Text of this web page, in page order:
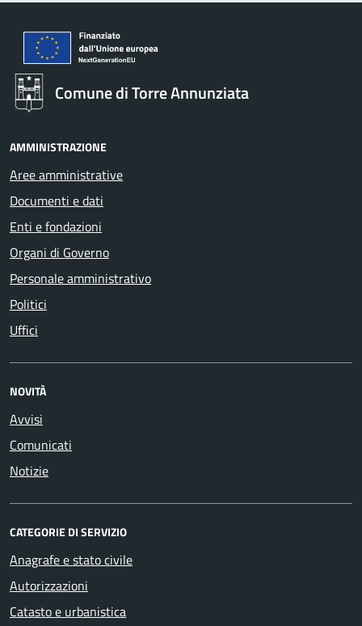
Comune di Torre Annunziata
AMMINISTRAZIONE
Aree amministrative
Documenti e dati
Enti e fondazioni
Organi di Governo
Personale amministrativo
Politici
Uffici
NOVITÀ
Avvisi
Comunicati
Notizie
CATEGORIE DI SERVIZIO
Anagrafe e stato civile
Autorizzazioni
Catasto e urbanistica